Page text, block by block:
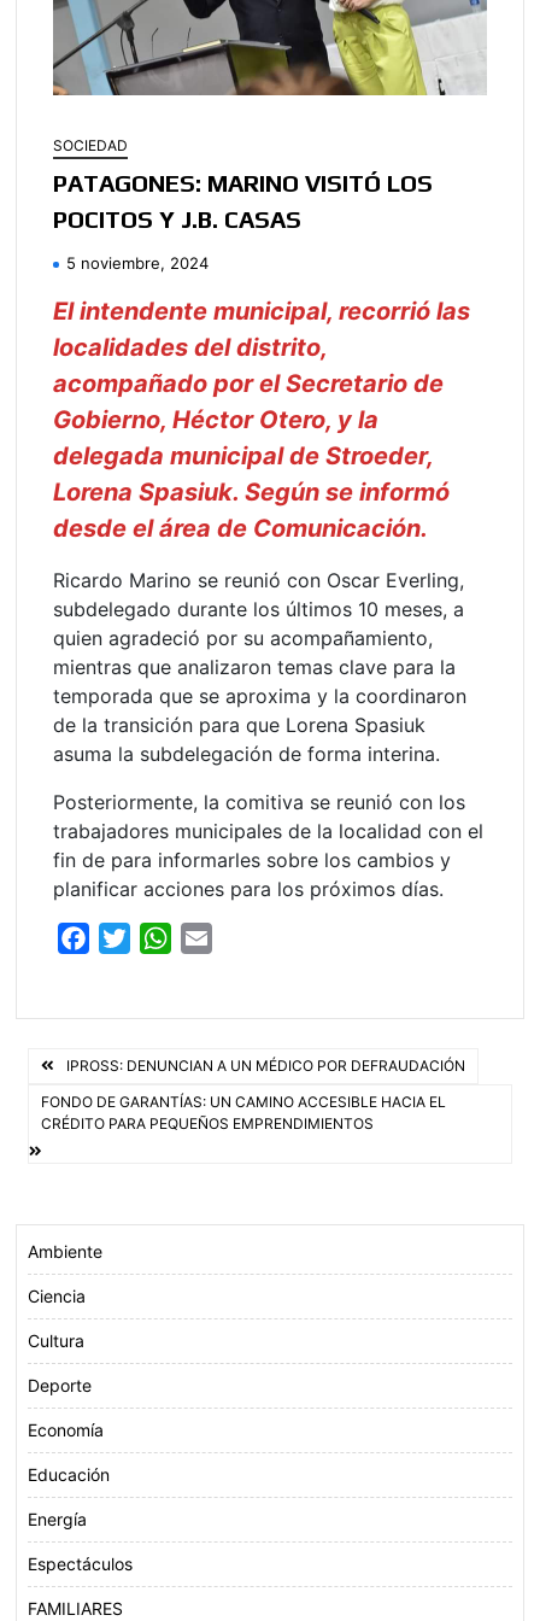
SOCIEDAD
PATAGONES: MARINO VISITÓ LOS
POCITOS Y J.B. CASAS
5 noviembre, 2024
El intendente municipal, recorrió las
localidades del distrito,
acompañado por el Secretario de
Gobierno, Héctor Otero, y la
delegada municipal de Stroeder,
Lorena Spasiuk. Según se informó
desde el área de Comunicación.
Ricardo Marino se reunió con Oscar Everling,
subdelegado durante los últimos 10 meses, a
quien agradeció por su acompañamiento,
mientras que analizaron temas clave para la
temporada que se aproxima y la coordinaron
de la transición para que Lorena Spasiuk
asuma la subdelegación de forma interina.
Posteriormente, la comitiva se reunió con los
trabajadores municipales de la localidad con el
fin de para informarles sobre los cambios y
planificar acciones para los próximos días.
b
o
o
t
e
r
W
s
A
p
l
Navegación
de
entradas
IPROSS: DENUNCIAN A UN MÉDICO POR DEFRAUDACIÓN
FONDO DE GARANTÍAS: UN CAMINO ACCESIBLE HACIA EL
CRÉDITO PARA PEQUEÑOS EMPRENDIMIENTOS
Ambiente
Ciencia
Cultura
Deporte
Economía
Educación
Energía
Espectáculos
FAMILIARES